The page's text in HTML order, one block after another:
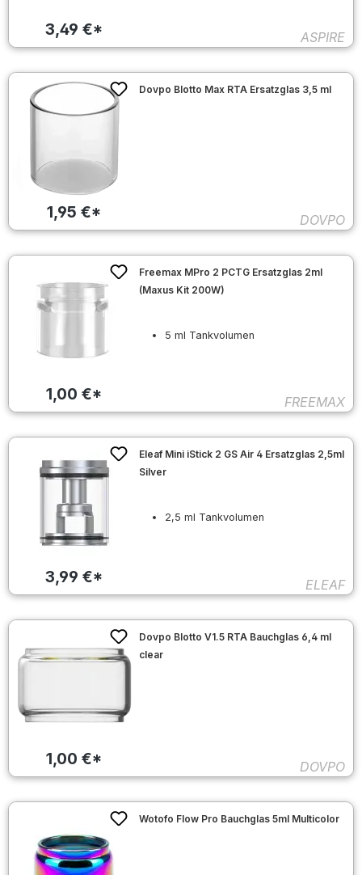
3,49 €* ASPIRE
1,95 €*
Dovpo Blotto Max RTA Ersatzglas 3,5 ml
DOVPO
1,00 €*
Freemax MPro 2 PCTG Ersatzglas 2ml
(Maxus Kit 200W)
5 ml Tankvolumen
FREEMAX
3,99 €*
Eleaf Mini iStick 2 GS Air 4 Ersatzglas 2,5ml
Silver
2,5 ml Tankvolumen
ELEAF
1,00 €*
Dovpo Blotto V1.5 RTA Bauchglas 6,4 ml
clear
DOVPO
Wotofo Flow Pro Bauchglas 5ml Multicolor